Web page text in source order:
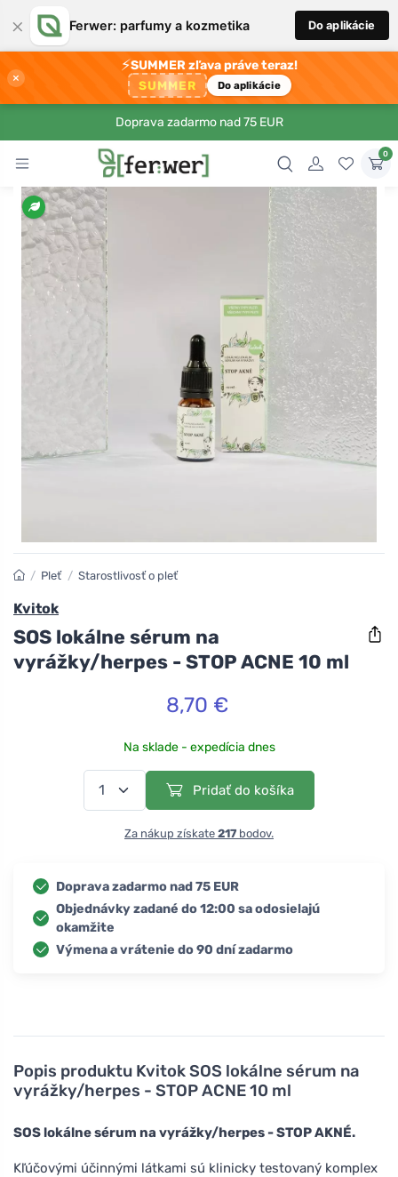
× Ferwer: parfumy a kozmetika Do aplikácie
×
⚡SUMMER zľava práve teraz!
SUMMER Do aplikácie
Doprava zadarmo nad 75 EUR
0
Popis produktu Kvitok SOS lokálne sérum na
vyrážky/herpes - STOP ACNE 10 ml
SOS lokálne sérum na vyrážky/herpes - STOP AKNÉ.
Kľúčovými účinnými látkami sú klinicky testovaný komplex
/ Pleť / Starostlivosť o pleť
Kvitok
SOS lokálne sérum na
vyrážky/herpes - STOP ACNE 10 ml
8,70 €
Na sklade - expedícia dnes
Pridať do košíka
Za nákup získate 217 bodov.
Doprava zadarmo nad 75 EUR
Objednávky zadané do 12:00 sa odosielajú
okamžite
Výmena a vrátenie do 90 dní zadarmo